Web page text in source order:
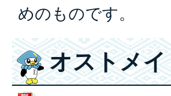
めのものです。
オストメ